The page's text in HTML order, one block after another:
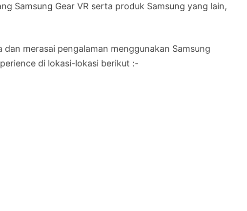
Samsung Gear VR serta produk Samsung yang lain,
merasai pengalaman menggunakan Samsung
di lokasi-lokasi berikut :-